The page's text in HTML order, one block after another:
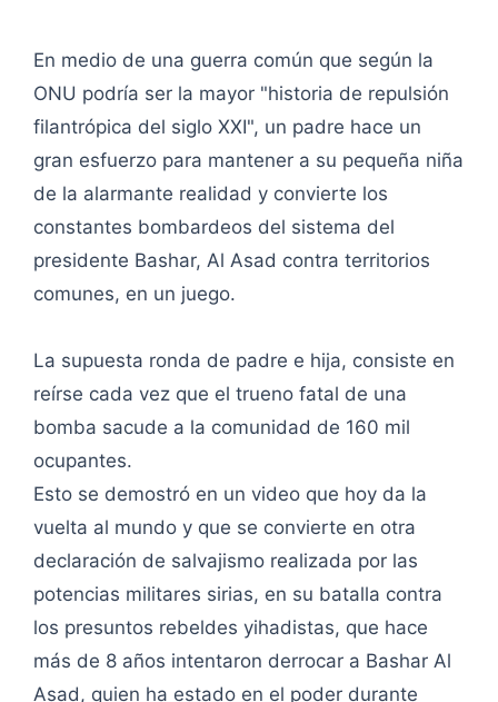
En medio de una guerra común que según la
ONU podría ser la mayor "historia de repulsión
filantrópica del siglo XXI", un padre hace un
gran esfuerzo para mantener a su pequeña niña
de la alarmante realidad y convierte los
constantes bombardeos del sistema del
presidente Bashar, Al Asad contra territorios
comunes, en un juego.
La supuesta ronda de padre e hija, consiste en
reírse cada vez que el trueno fatal de una
bomba sacude a la comunidad de 160 mil
ocupantes.
Esto se demostró en un video que hoy da la
vuelta al mundo y que se convierte en otra
declaración de salvajismo realizada por las
potencias militares sirias, en su batalla contra
los presuntos rebeldes yihadistas, que hace
más de 8 años intentaron derrocar a Bashar Al
Asad, quien ha estado en el poder durante